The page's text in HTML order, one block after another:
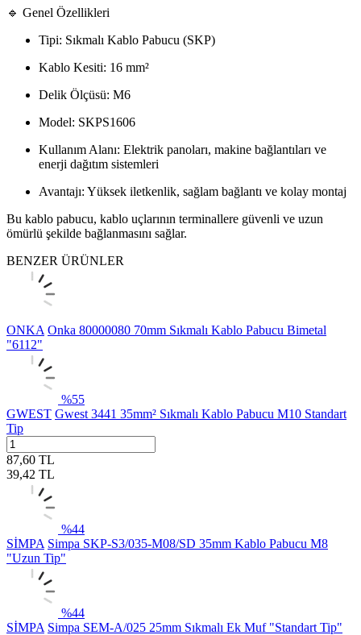
🔹 Genel Özellikleri
Tipi: Sıkmalı Kablo Pabucu (SKP)
Kablo Kesiti: 16 mm²
Delik Ölçüsü: M6
Model: SKPS1606
Kullanım Alanı: Elektrik panoları, makine bağlantıları ve
enerji dağıtım sistemleri
Avantajı: Yüksek iletkenlik, sağlam bağlantı ve kolay montaj
Bu kablo pabucu, kablo uçlarının terminallere güvenli ve uzun
ömürlü şekilde bağlanmasını sağlar.
BENZER ÜRÜNLER
ONKA Onka 80000080 70mm Sıkmalı Kablo Pabucu Bimetal
"6112"
%55
GWEST Gwest 3441 35mm² Sıkmalı Kablo Pabucu M10 Standart
Tip
87,60 TL
39,42 TL
%44
SİMPA Simpa SKP-S3/035-M08/SD 35mm Kablo Pabucu M8
"Uzun Tip"
%44
SİMPA Simpa SEM-A/025 25mm Sıkmalı Ek Muf "Standart Tip"